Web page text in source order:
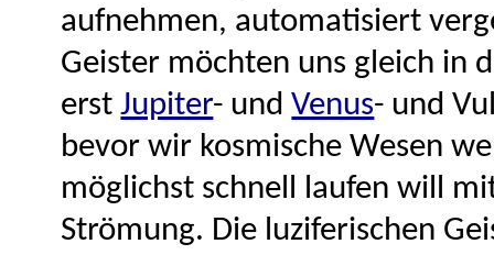
aufnehmen, automatisiert
Geister möchten uns gleich in
erstJupiter- undVenus- und
bevor wir kosmische Wesen
möglichst schnell laufen will
Strömung. Die luziferischen